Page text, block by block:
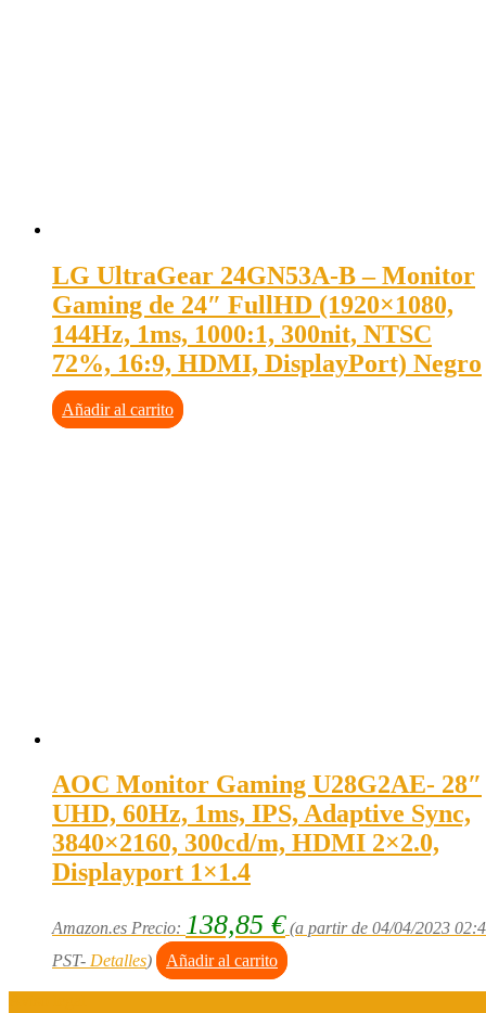
LG UltraGear 24GN53A-B – Monitor
Gaming de 24″ FullHD (1920×1080,
144Hz, 1ms, 1000:1, 300nit, NTSC
72%, 16:9, HDMI, DisplayPort) Negro
Añadir al carrito
AOC Monitor Gaming U28G2AE- 28″
UHD, 60Hz, 1ms, IPS, Adaptive Sync,
3840×2160, 300cd/m, HDMI 2×2.0,
Displayport 1×1.4
Amazon.es Precio: 138,85 € (a partir de 04/04/2023
PST- Detalles) Añadir al carrito